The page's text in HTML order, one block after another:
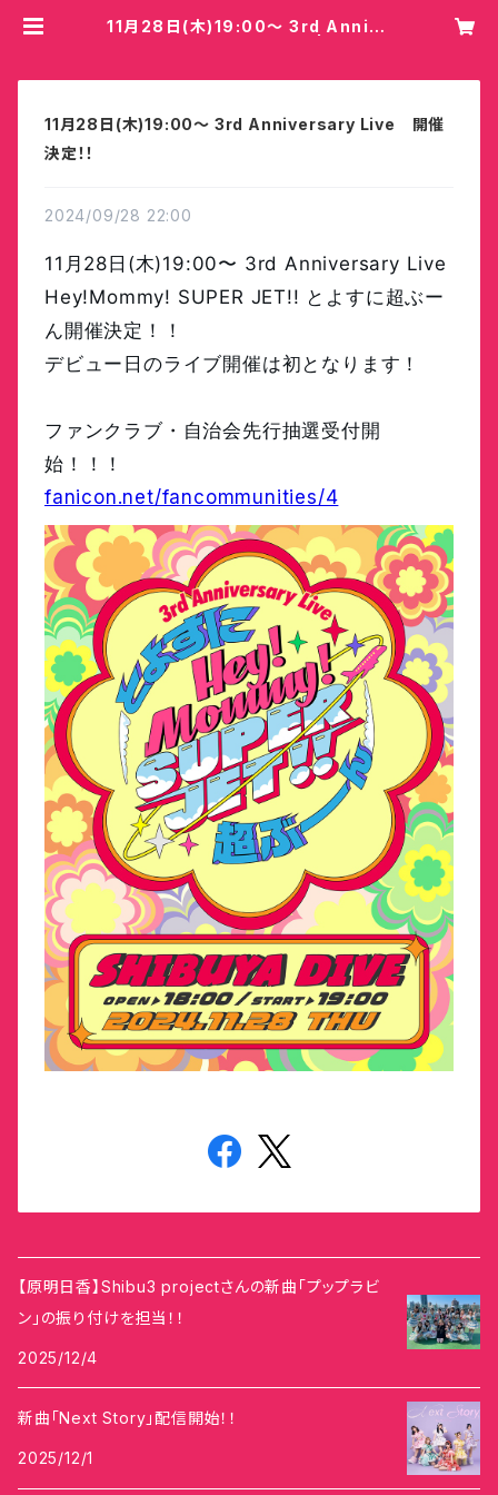
11月28日(木)19:00〜 3rd Annive
11月28日(木)19:00〜 3rd Anniversary Live 開催
決定！！
2024/09/28 22:00
11月28日(木)19:00〜 3rd Anniversary Live
Hey!Mommy! SUPER JET!! とよすに超ぶー
ん開催決定！！
デビュー日のライブ開催は初となります！
ファンクラブ・自治会先行抽選受付開
始！！！
fanicon.net/fancommunities/4
【原明日香】Shibu3 projectさんの新曲「プップラビ
ン」の振り付けを担当！！
2025/12/4
新曲「Next Story」配信開始！！
2025/12/1